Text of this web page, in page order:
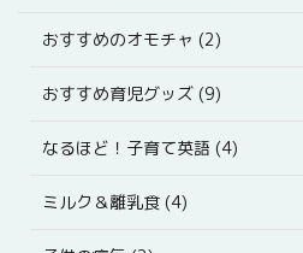
おすすめのオモチャ (2)
おすすめ育児グッズ (9)
なるほど！子育て英語 (4)
ミルク＆離乳食 (4)